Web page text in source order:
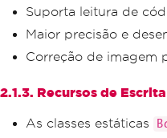
Suporta leitura de
Maior precisão e
Correção de imagem
2.1.3. Recursos de
As classes estáticas